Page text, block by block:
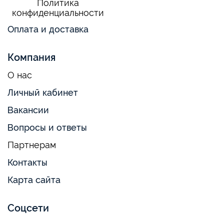
Политика
конфиденциальности
Оплата и доставка
Компания
О нас
Личный кабинет
Вакансии
Вопросы и ответы
Партнерам
Контакты
Карта сайта
Соцсети